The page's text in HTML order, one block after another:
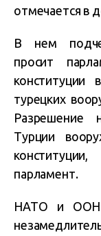
отмечается в
В нем
просит
конституции
турецких
Разрешение
Турции
парламент.
НАТО и ООН